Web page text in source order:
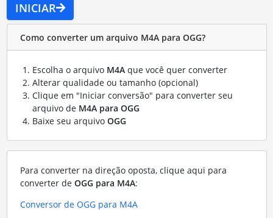
INICIAR
Como converter um arquivo M4A para OGG?
Escolha o arquivo M4Aque você quer converter
Alterar qualidade ou tamanho (opcional)
Clique em "Iniciar conversão" para converter seu
arquivo de M4A para OGG
Baixe seu arquivo OGG
Para converter na direção oposta, clique aqui para
converter de OGG para M4A:
Conversor de OGG para M4A